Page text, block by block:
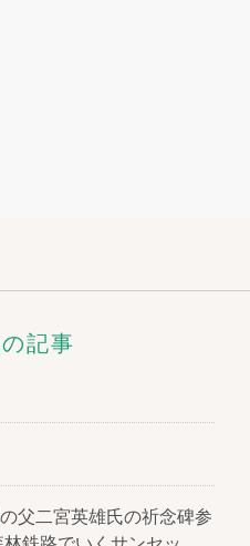
記事
父二宮英雄氏の祈念碑参